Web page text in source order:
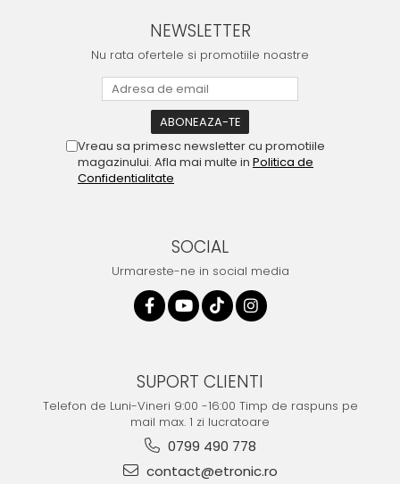
NEWSLETTER
Nu rata ofertele si promotiile noastre
Vreau sa primesc newsletter cu promotiile
magazinului. Afla mai multe in Politica de
Confidentialitate
SOCIAL
Urmareste-ne in social media
SUPORT CLIENTI
Telefon de Luni-Vineri 9:00 -16:00 Timp de raspuns pe
mail max. 1 zi lucratoare
0799 490 778
contact@etronic.ro